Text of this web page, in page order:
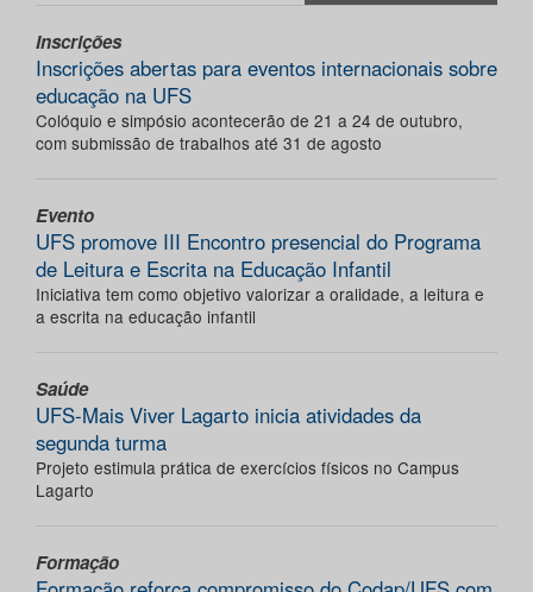
Inscrições
Inscrições abertas para eventos internacionais sobre
educação na UFS
Colóquio e simpósio acontecerão de 21 a 24 de outubro,
com submissão de trabalhos até 31 de agosto
Evento
UFS promove III Encontro presencial do Programa
de Leitura e Escrita na Educação Infantil
Iniciativa tem como objetivo valorizar a oralidade, a leitura e
a escrita na educação infantil
Saúde
UFS-Mais Viver Lagarto inicia atividades da
segunda turma
Projeto estimula prática de exercícios físicos no Campus
Lagarto
Formação